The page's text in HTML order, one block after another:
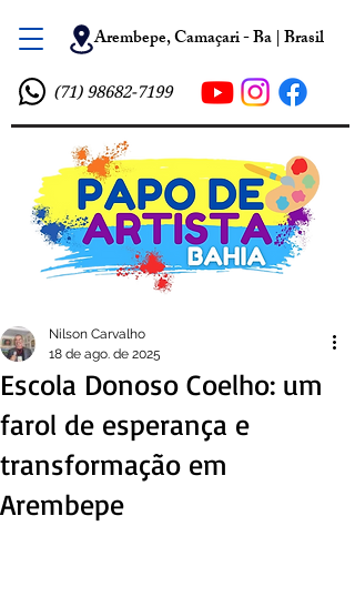
Arembepe, Camaçari - Ba | Brasil
(71) 98682-7199
Escola Donoso Coelho: um
farol de esperança e
transformação em
Arembepe
Nilson Carvalho
18 de ago. de 2025